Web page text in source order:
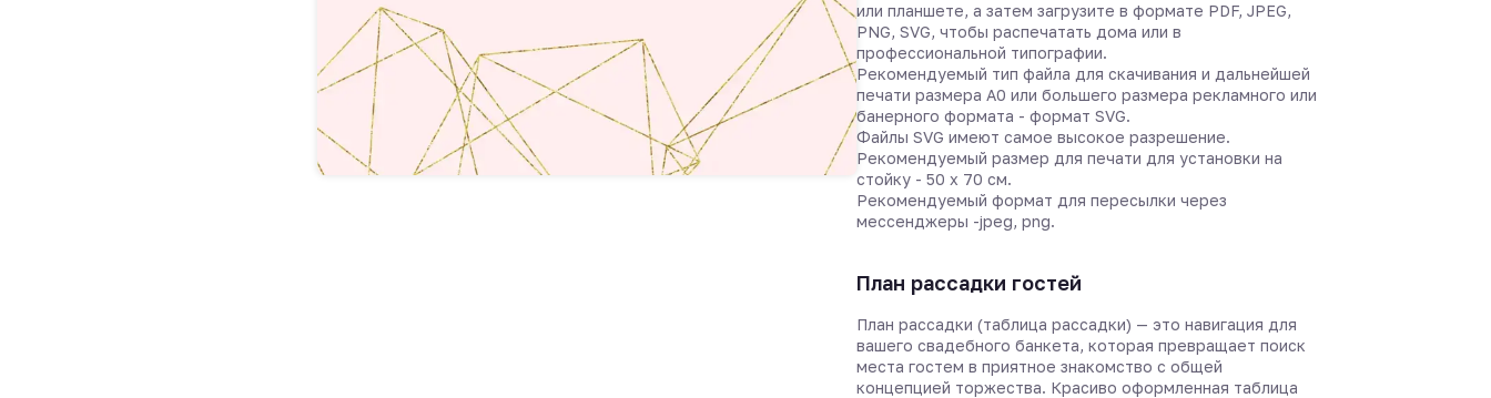
или планшете, а затем загрузите в формате PDF, JPEG,
PNG, SVG, чтобы распечатать дома или в
профессиональной типографии.
Рекомендуемый тип файла для скачивания и дальнейшей
печати размера А0 или большего размера рекламного или
банерного формата - формат SVG.
Файлы SVG имеют самое высокое разрешение.
Рекомендуемый размер для печати для установки на
стойку - 50 х 70 см.
Рекомендуемый формат для пересылки через
мессенджеры -jpeg, png.
План рассадки гостей
План рассадки (таблица рассадки) — это навигация для
вашего свадебного банкета, которая превращает поиск
места гостем в приятное знакомство с общей
концепцией торжества. Красиво оформленная таблица